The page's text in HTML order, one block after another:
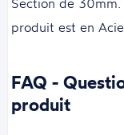
Section de 30mm.
produit est en
FAQ -
produit